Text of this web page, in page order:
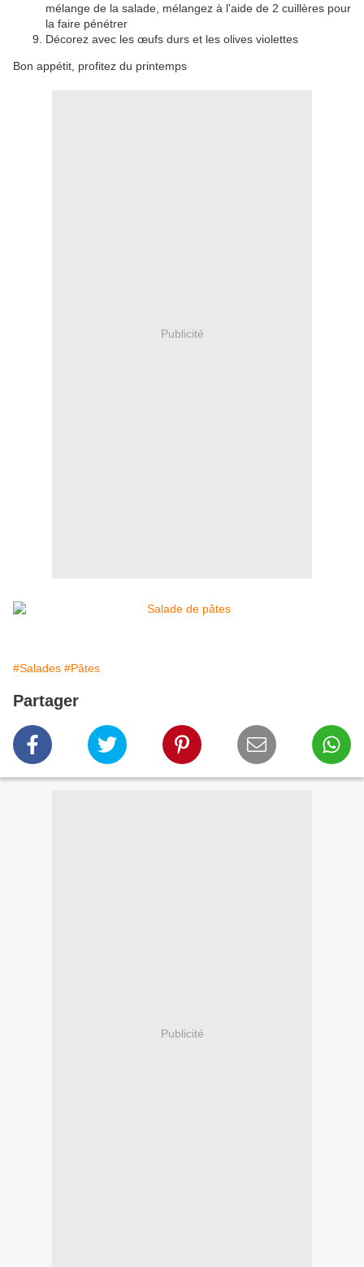
mélange de la salade, mélangez à l'aide de 2 cuillères pour
la faire pénétrer
Décorez avec les œufs durs et les olives violettes
Bon appétit, profitez du printemps
Publicité
#Salades #Pâtes
Partager
Publicité